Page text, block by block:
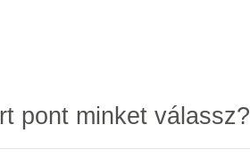
pont minket válassz?